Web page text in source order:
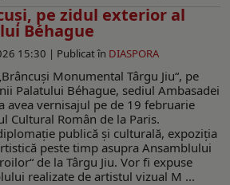
pe zidul exterior al
Béhague
15:30 | Publicat în DIASPORA
Monumental Târgu Jiu“, pe
Palatului Béhague, sediul Ambasadei
avea vernisajul pe de 19 februarie
Cultural Român de la Paris.
publică și culturală, expoziția
peste timp asupra Ansamblului
de la Târgu Jiu. Vor fi expuse
realizate de artistul vizual M ...